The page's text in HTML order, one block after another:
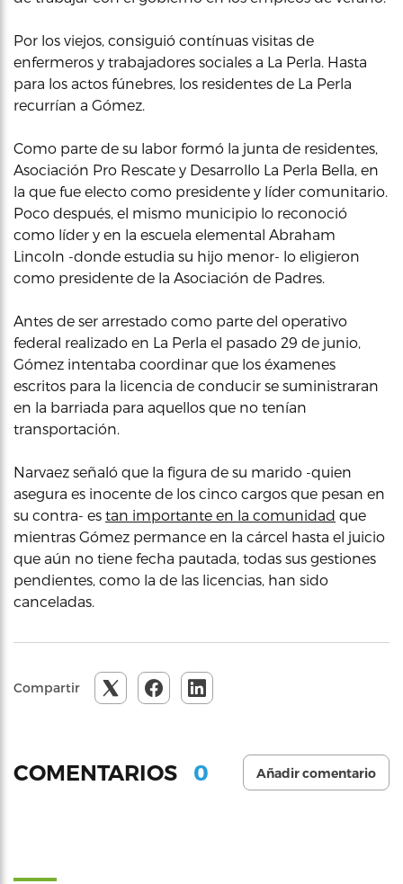
Por los viejos, consiguió contínuas visitas de
enfermeros y trabajadores sociales a La Perla. Hasta
para los actos fúnebres, los residentes de La Perla
recurrían a Gómez.
Como parte de su labor formó la junta de residentes,
Asociación Pro Rescate y Desarrollo La Perla Bella, en
la que fue electo como presidente y líder comunitario.
Poco después, el mismo municipio lo reconoció
como líder y en la escuela elemental Abraham
Lincoln -donde estudia su hijo menor- lo eligieron
como presidente de la Asociación de Padres.
Antes de ser arrestado como parte del operativo
federal realizado en La Perla el pasado 29 de junio,
Gómez intentaba coordinar que los éxamenes
escritos para la licencia de conducir se suministraran
en la barriada para aquellos que no tenían
transportación.
Narvaez señaló que la figura de su marido -quien
asegura es inocente de los cinco cargos que pesan en
su contra- es tan importante en la comunidad que
mientras Gómez permance en la cárcel hasta el juicio
que aún no tiene fecha pautada, todas sus gestiones
pendientes, como la de las licencias, han sido
canceladas.
Compartir
COMENTARIOS 0 Añadir comentario